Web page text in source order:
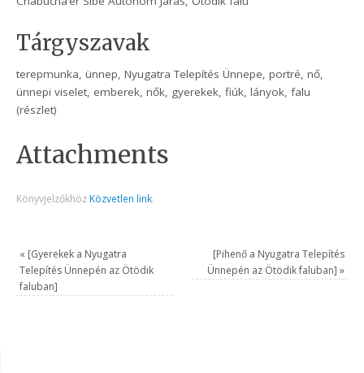
Tárgyszavak
terepmunka, ünnep, Nyugatra Telepítés Ünnepe, portré, nő,
ünnepi viselet, emberek, nők, gyerekek, fiúk, lányok, falu
(részlet)
Attachments
Könyvjelzőkhöz Közvetlen link.
« [Gyerekek a Nyugatra
Telepítés Ünnepén az Ötödik
faluban]
[Pihenő a Nyugatra Telepítés
Ünnepén az Ötödik faluban] »